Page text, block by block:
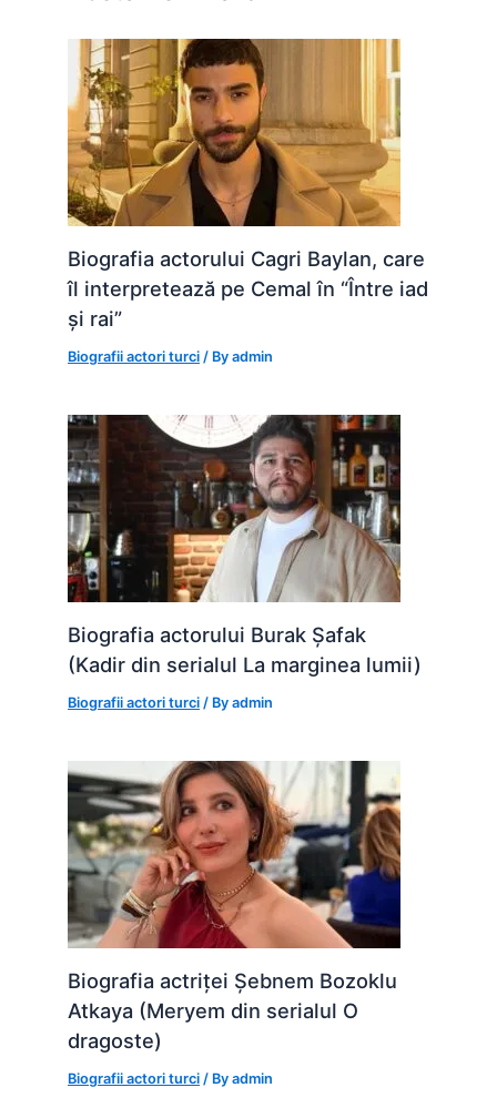
er
Biografia actorului Cagri Baylan, care
îl interpretează pe Cemal în “Între iad
și rai”
Biografii actori turci / Byadmin
Biografia actorului Burak Șafak
(Kadir din serialul La marginea lumii)
Biografii actori turci / Byadmin
Biografia actriței Șebnem Bozoklu
Atkaya (Meryem din serialul O
dragoste)
Biografii actori turci / Byadmin